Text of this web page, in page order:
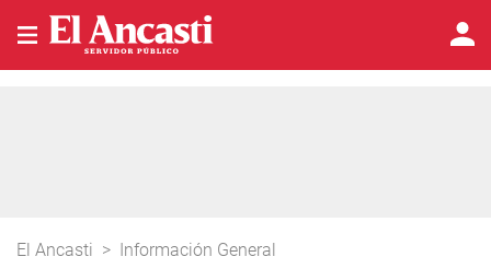
El Ancasti > Información General